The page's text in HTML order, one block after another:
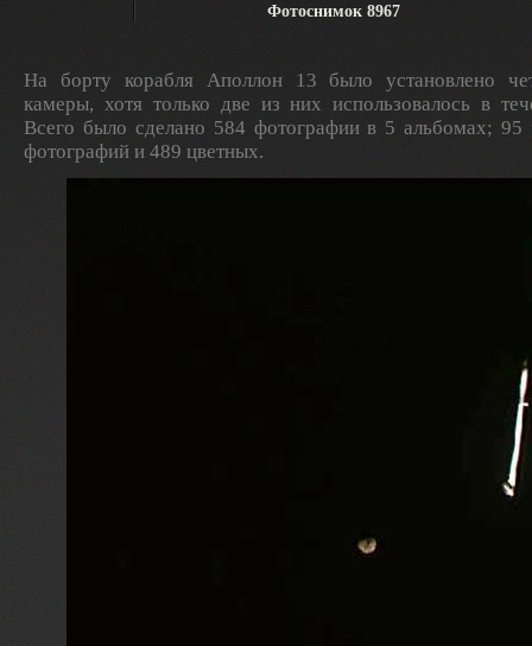
Фотоснимок 8967
На борту корабля Аполлон 13 было установлено
камеры, хотя только две из них использовалось в
Всего было сделано 584 фотографии в 5 альбомах; 95
фотографий и 489 цветных.